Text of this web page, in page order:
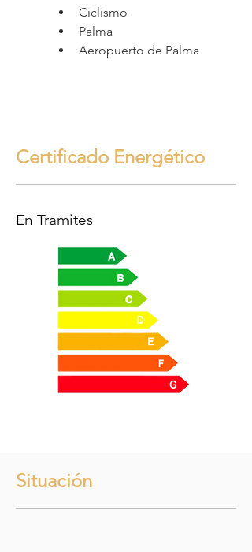
Ciclismo
Palma
Aeropuerto de Palma
Certificado Energético
En Tramites
Situación